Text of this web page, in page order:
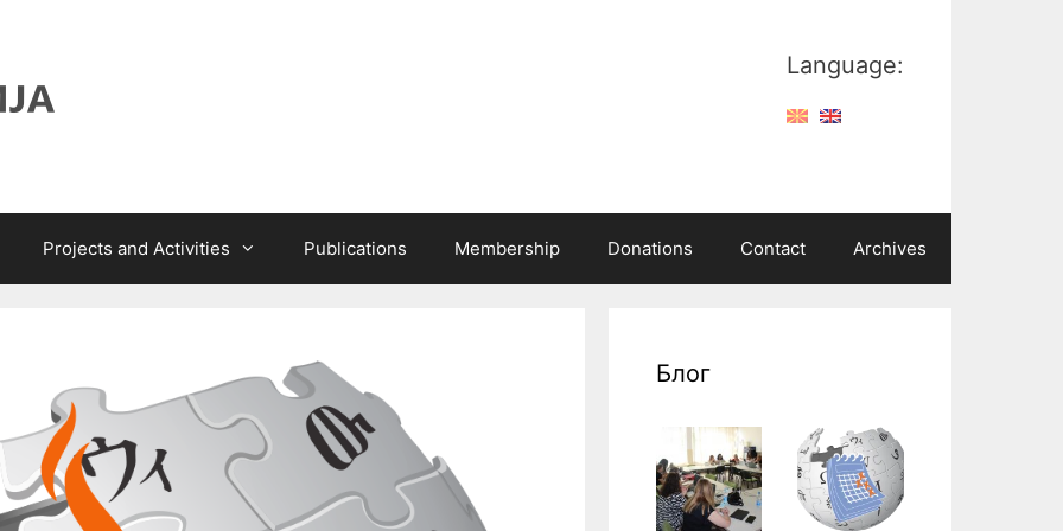
Language:
Projects and Activities Publications Membership Donations Contact Archives
Блог